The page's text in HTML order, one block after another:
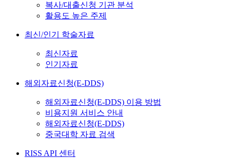
복사/대출신청 기관 분석
활용도 높은 주제
최신/인기 학술자료
최신자료
인기자료
해외자료신청(E-DDS)
해외자료신청(E-DDS) 이용 방법
비용지원 서비스 안내
해외자료신청(E-DDS)
중국대학 자료 검색
RISS API 센터